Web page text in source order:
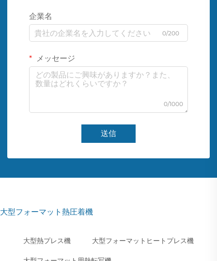
企業名
0/200
メッセージ
0/1000
送信
大型フォーマット熱圧着機
大型熱プレス機 大型フォーマットヒートプレス機